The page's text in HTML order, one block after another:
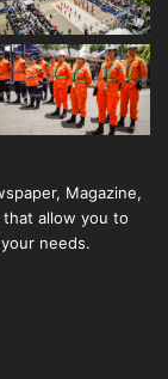
Magazine,
allow you to
needs.